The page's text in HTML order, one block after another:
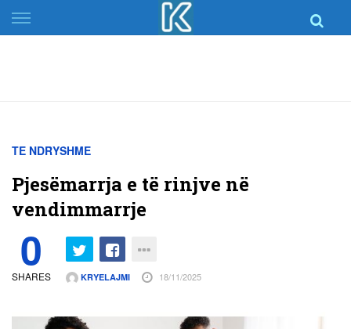
Skip
to
TE NDRYSHME
Pjesëmarrja e të rinjve në
vendimmarrje
0
SHARES KRYELAJMI 18/11/2025